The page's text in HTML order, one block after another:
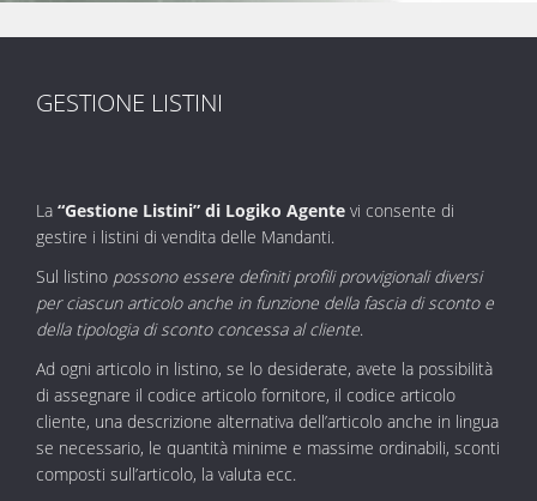
GESTIONE LISTINI
La “Gestione Listini” di Logiko Agente vi consente di
gestire i listini di vendita delle Mandanti.
Sul listino possono essere definiti profili provvigionali diversi
per ciascun articolo anche in funzione della fascia di sconto e
della tipologia di sconto concessa al cliente.
Ad ogni articolo in listino, se lo desiderate, avete la possibilità
di assegnare il codice articolo fornitore, il codice articolo
cliente, una descrizione alternativa dell’articolo anche in lingua
se necessario, le quantità minime e massime ordinabili, sconti
composti sull’articolo, la valuta ecc.